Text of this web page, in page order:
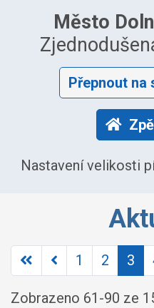
Město
Přepnout na
Nastavení velikosti
1 2 3
Zobrazeno 61 -90 ze